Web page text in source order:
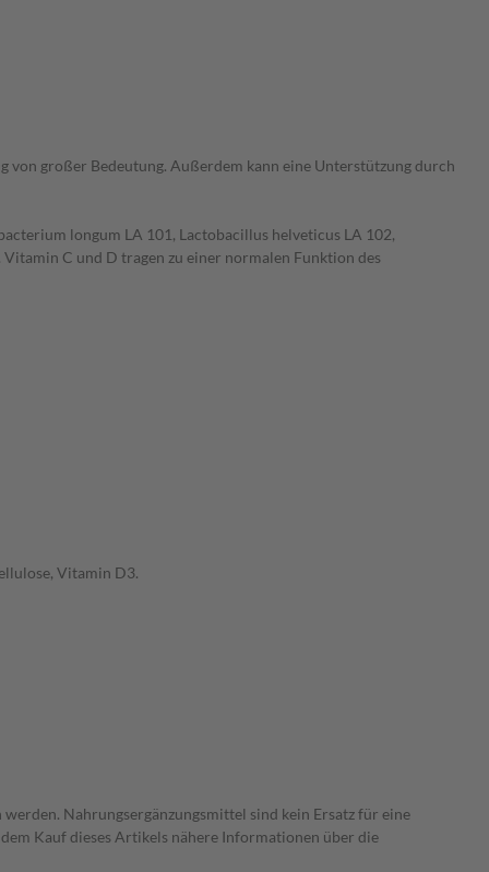
von großer Bedeutung. Außerdem kann eine Unterstützung durch
longum LA 101, Lactobacillus helveticus LA 102,
C und D tragen zu einer normalen Funktion des
Vitamin D3.
Nahrungsergänzungsmittel sind kein Ersatz für eine
Kauf dieses Artikels nähere Informationen über die